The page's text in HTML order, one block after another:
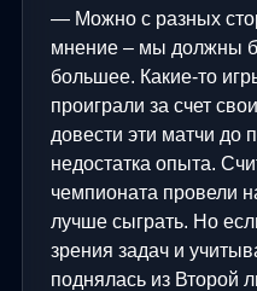
— Можно с разных
мнение – мы должны
большее. Какие-то
проиграли за счет
довести эти матчи до
недостатка опыта.
чемпионата провели
лучше сыграть. Но
зрения задач и
поднялась из Второй